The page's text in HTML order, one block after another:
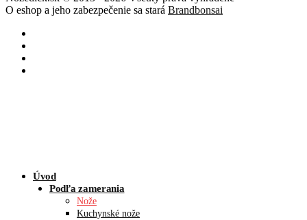
O eshop a jeho zabezpečenie sa stará Brandbonsai
Úvod
Podľa zamerania
Nože
Kuchynské nože